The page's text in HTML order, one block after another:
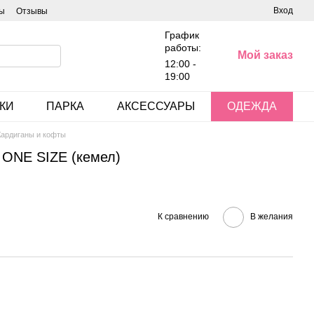
Отзывы Вход
График
работы:
12:00 -
19:00
Мой заказ
ПАРКА АКСЕССУАРЫ ОДЕЖДА
и кофты
ONE SIZE (кемел)
К сравнению В желания